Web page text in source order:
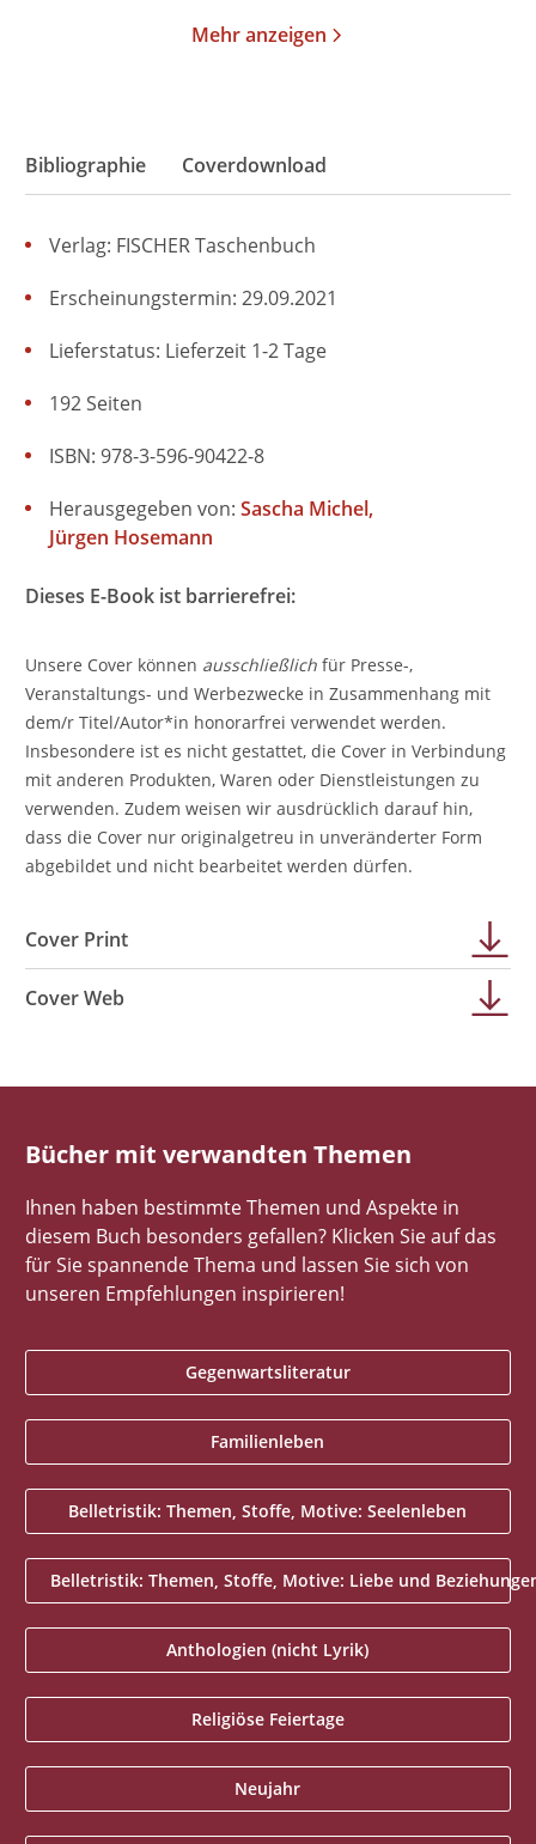
Mehr anzeigen
Bibliographie Coverdownload
Verlag: FISCHER Taschenbuch
Erscheinungstermin: 29.09.2021
Lieferstatus: Lieferzeit 1-2 Tage
ISBN: 978-3-596-90422-8
192 Seiten
Herausgegeben von: Sascha Michel
Jürgen Hosemann
Dieses E-Book ist barrierefrei:
Unsere Cover können ausschließlichfür Presse-,
Veranstaltungs- und Werbezwecke in Zusammenhang mit
dem/r Titel/Autor*in honorarfrei verwendet werden.
Insbesondere ist es nicht gestattet, die Cover in Verbindung
mit anderen Produkten, Waren oder Dienstleistungen zu
verwenden. Zudem weisen wir ausdrücklich darauf hin,
dass die Cover nur originalgetreu in unveränderter Form
abgebildet und nicht bearbeitet werden dürfen.
Cover Print
Cover Web
Bücher mit verwandten Themen
Ihnen haben bestimmte Themen und Aspekte in
diesem Buch besonders gefallen? Klicken Sie auf das
für Sie spannende Thema und lassen Sie sich von
unseren Empfehlungen inspirieren!
Gegenwartsliteratur
Familienleben
Belletristik: Themen, Stoffe, Motive: Seelenleben
Belletristik: Themen, Stoffe, Motive: Liebe und
Anthologien (nicht Lyrik)
Religiöse Feiertage
Neujahr